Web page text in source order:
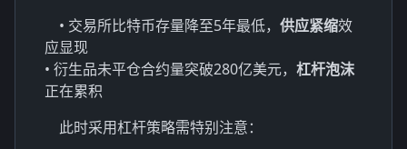
• 交易所比特币存量降至5年最低， 供应紧缩效
应显现
• 衍生品未平仓合约量突破280亿美元， 杠杆泡沫
正在累积
此时采用杠杆策略需特别注意：